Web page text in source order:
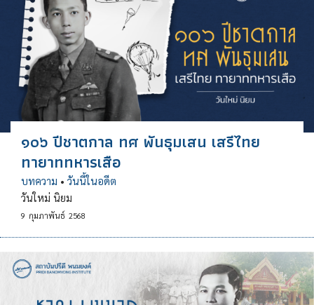
๑๐๖ ปีชาตกาล ทศ พันธุมเสน เสรีไทย
ทายาททหารเสือ
บทความ • วันนี้ในอดีต
วันใหม่ นิยม
9 กุมภาพันธ์ 2568